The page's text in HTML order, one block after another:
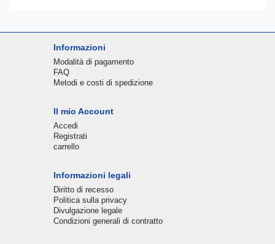
Informazioni
Modalità di pagamento
FAQ
Metodi e costi di spedizione
Il mio Account
Accedi
Registrati
carrello
Informazioni legali
Diritto di recesso
Politica sulla privacy
Divulgazione legale
Condizioni generali di contratto